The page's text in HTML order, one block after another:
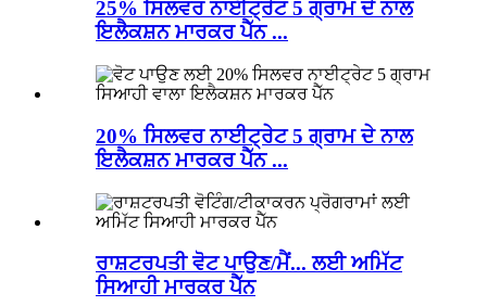
25% ਸਿਲਵਰ ਨਾਈਟ੍ਰੇਟ 5 ਗ੍ਰਾਮ ਦੇ ਨਾਲ
ਇਲੈਕਸ਼ਨ ਮਾਰਕਰ ਪੈੱਨ ...
20% ਸਿਲਵਰ ਨਾਈਟ੍ਰੇਟ 5 ਗ੍ਰਾਮ ਦੇ ਨਾਲ
ਇਲੈਕਸ਼ਨ ਮਾਰਕਰ ਪੈੱਨ ...
ਰਾਸ਼ਟਰਪਤੀ ਵੋਟ ਪਾਉਣ/ਮੈਂ... ਲਈ ਅਮਿੱਟ
ਸਿਆਹੀ ਮਾਰਕਰ ਪੈੱਨ